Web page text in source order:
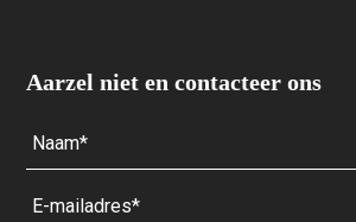
Aarzel niet en contacteer ons